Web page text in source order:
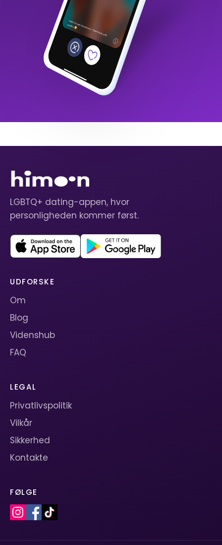
LGBTQ+ dating-appen, hvor
personligheden kommer først.
UDFORSKE
Om
Blog
Videnshub
FAQ
LEGAL
Privatlivspolitik
Vilkår
Sikkerhed
Kontakte
FØLGE